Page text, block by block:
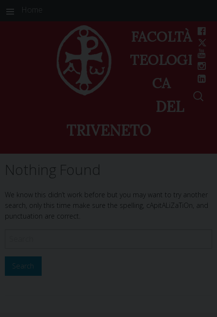
Home
FACOLTÀ
TEOLOGI
CA
DEL
TRIVENETO
Nothing Found
We know this didn’t work before but you may want to try another
search, only this time make sure the spelling, cApitALiZaTiOn, and
punctuation are correct.